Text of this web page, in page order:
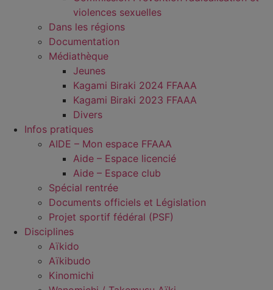
violences sexuelles
Dans les régions
Documentation
Médiathèque
Jeunes
Kagami Biraki 2024 FFAAA
Kagami Biraki 2023 FFAAA
Divers
Infos pratiques
AIDE – Mon espace FFAAA
Aide – Espace licencié
Aide – Espace club
Spécial rentrée
Documents officiels et Législation
Projet sportif fédéral (PSF)
Disciplines
Aïkido
Aïkibudo
Kinomichi